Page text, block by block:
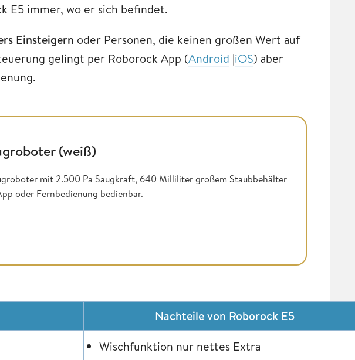
E5 immer, wo er sich befindet.
Einsteigern oder Personen, die keinen großen Wert auf
gelingt per Roborock App (Android |iOS) aber
(weiß)
mit 2.500 Pa Saugkraft, 640 Milliliter großem Staubbehälter
oder Fernbedienung bedienbar.
Nachteile von Roborock E5
Wischfunktion nur nettes Extra